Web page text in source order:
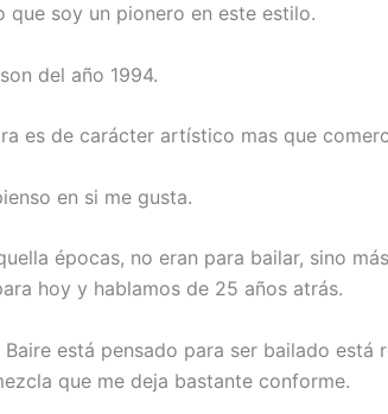
soy un pionero en este estilo.
del año 1994.
es de carácter artístico mas que
en si me gusta.
épocas, no eran para bailar, sino
hoy y hablamos de 25 años atrás.
está pensado para ser bailado
que me deja bastante conforme.